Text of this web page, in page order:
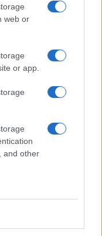
web or
or app.
and other
el aeropuerto de